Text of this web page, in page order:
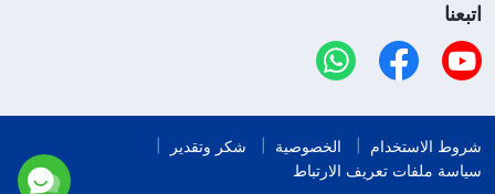
اتبعنا
شروط الاستخدام الخصوصية
شكر وتقدير
سياسة ملفات تعريف الارتباط